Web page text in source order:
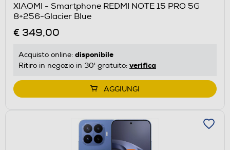
XIAOMI - Smartphone REDMI NOTE 15 PRO 5G
8+256-Glacier Blue
€ 349,00
Acquisto online: disponibile
Ritiro in negozio in 30' gratuito: verifica
AGGIUNGI